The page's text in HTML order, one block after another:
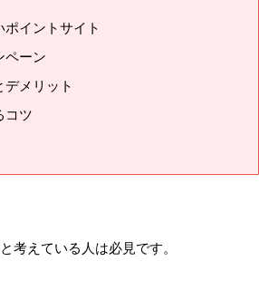
イントサイト
ペーン
メリット
コツ
考えている人は必見です。